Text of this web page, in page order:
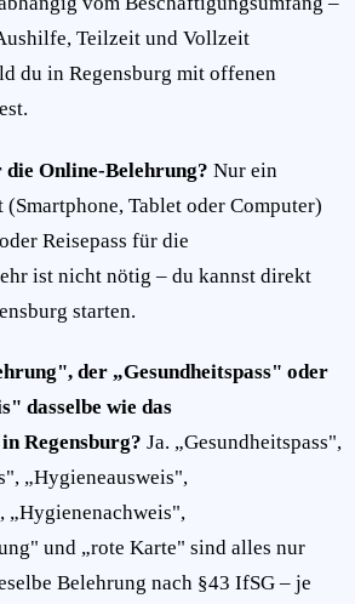
Teilzeit und Vollzeit
du in Regensburg mit offenen
Online-Belehrung? Nur ein
Tablet oder Computer)
Reisepass für die
ist nicht nötig – du kannst direkt
starten.
der „Gesundheitspass" oder
dasselbe wie das
Regensburg? Ja. „Gesundheitspass",
„Hygieneausweis",
„Hygienenachweis",
und „rote Karte" sind alles nur
Belehrung nach §43 IfSG – je